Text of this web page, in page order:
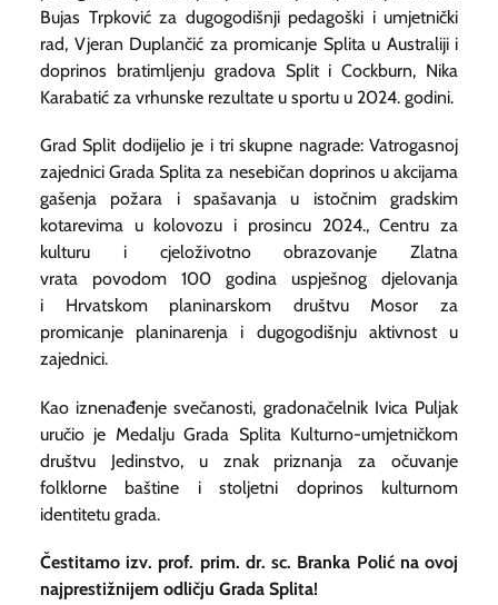
Bujas Trpkovićza dugogodišnji pedagoški i umjetnički
rad, Vjeran Duplančić za promicanje Splita u Australiji i
doprinos bratimljenju gradova Split i Cockburn, Nika
Karabatić za vrhunske rezultate u sportu u 2024. godini.
Grad Split dodijelio je i tri skupne nagrade: Vatrogasnoj
zajednici Grada Splita za nesebičan doprinos u akcijama
gašenja požara i spašavanja u istočnim gradskim
kotarevima u kolovozu i prosincu 2024.,Centru za
kulturu i cjeloživotno obrazovanje Zlatna
vrata povodom 100 godina uspješnog djelovanja
i Hrvatskom planinarskom društvu Mosor za
promicanje planinarenja i dugogodišnju aktivnost u
zajednici.
Kao iznenađenje svečanosti, gradonačelnik Ivica Puljak
uručio je Medalju Grada Splita Kulturno-umjetničkom
društvu Jedinstvo, u znak priznanja za očuvanje
folklorne baštine i stoljetni doprinos kulturnom
identitetu grada.
Čestitamo izv. prof. prim. dr. sc. Branka Polić na ovoj
najprestižnijem odličju Grada Splita!